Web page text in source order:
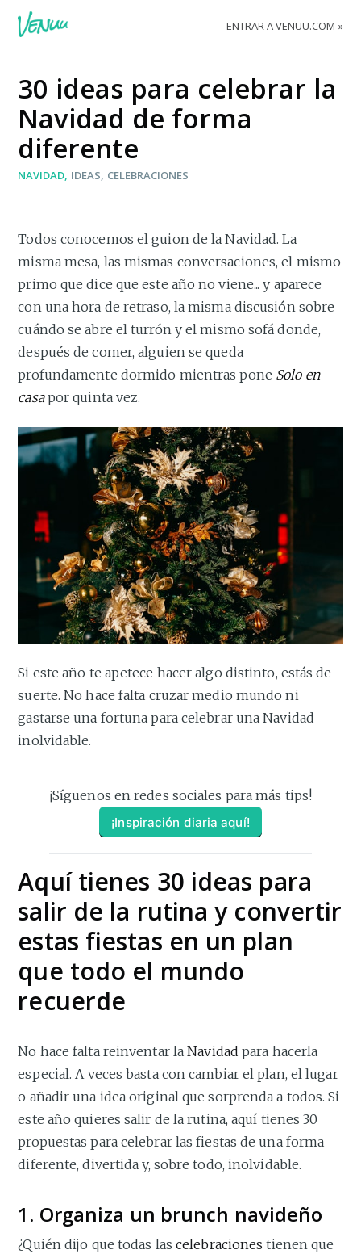
ENTRAR A VENUU.COM
30 ideas para celebrar la
Navidad de forma
diferente
NAVIDAD IDEAS CELEBRACIONES
Todos conocemos el guion de la Navidad. La
misma mesa, las mismas conversaciones, el mismo
primo que dice que este año no viene... y aparece
con una hora de retraso, la misma discusión sobre
cuándo se abre el turrón y el mismo sofá donde,
después de comer, alguien se queda
profundamente dormido mientras pone Solo en
casapor quinta vez.
Si este año te apetece hacer algo distinto, estás de
suerte. No hace falta cruzar medio mundo ni
gastarse una fortuna para celebrar una Navidad
inolvidable.
¡Síguenos en redes sociales para más tips!
¡Inspiración diaria aquí!
Aquí tienes 30 ideas para
salir de la rutina y convertir
estas fiestas en un plan
que todo el mundo
recuerde
No hace falta reinventar laNavidad para hacerla
especial. A veces basta con cambiar el plan, el lugar
o añadir una idea original que sorprenda a todos. Si
este año quieres salir de la rutina, aquí tienes 30
propuestas para celebrar las fiestas de una forma
diferente, divertida y, sobre todo, inolvidable.
1. Organiza un brunch navideño
¿Quién dijo que todas las celebraciones tienen que